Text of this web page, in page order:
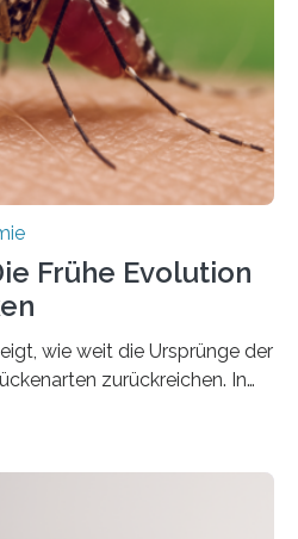
Einige Arten
dichte Geflechte
Was auffällig ist: Die
Frühe Evolution
wie weit die Ursprünge der
zurückreichen. In
bekannte Stechmücken-
und hat sich in
erhalten. Es konnte als neue